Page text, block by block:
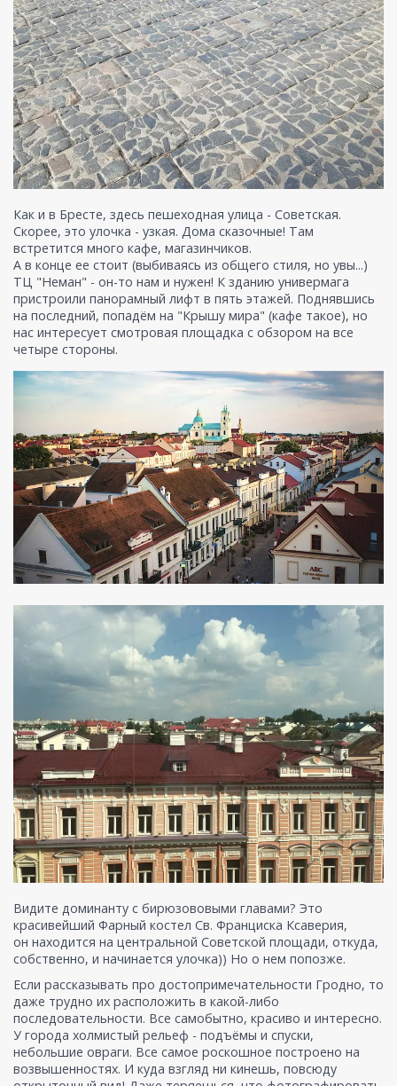
Как и в Бресте, здесь пешеходная улица - Советская.
Скорее, это улочка - узкая. Дома сказочные! Там
встретится много кафе, магазинчиков.
А в конце ее стоит (выбиваясь из общего стиля, но увы...)
ТЦ "Неман" - он-то нам и нужен! К зданию универмага
пристроили панорамный лифт в пять этажей. Поднявшись
на последний, попадём на "Крышу мира" (кафе такое), но
нас интересует смотровая площадка с обзором на все
четыре стороны.
Видите доминанту с бирюзововыми главами? Это
красивейший Фарный костел Св. Франциска Ксаверия,
он находится на центральной Советской площади, откуда,
собственно, и начинается улочка)) Но о нем попозже.
Если рассказывать про достопримечательности Гродно, то
даже трудно их расположить в какой-либо
последовательности. Все самобытно, красиво и интересно.
У города холмистый рельеф - подъёмы и спуски,
небольшие овраги. Все самое роскошное построено на
возвышенностях. И куда взгляд ни кинешь, повсюду